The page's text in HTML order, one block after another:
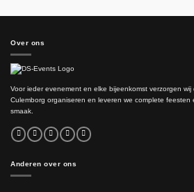
Over ons
Voor ieder evenement en elke bijeenkomst verzorgen
Culemborg organiseren en leveren we complete feesten
smaak.
Anderen over ons